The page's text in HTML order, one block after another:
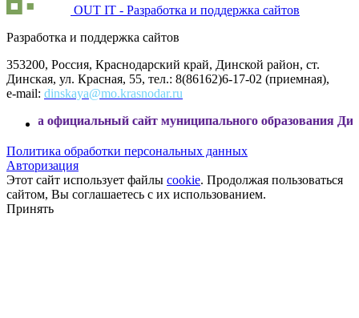
OUT IT - Разработка и поддержка сайтов
Разработка и поддержка сайтов
353200, Россия, Краснодарский край, Динской район, ст.
Динская, ул. Красная, 55, тел.: 8(86162)6-17-02 (приемная),
e-mail: dinskaya@mo.krasnodar.ru
сайт муниципального образования Динской
Политика обработки персональных данных
Авторизация
Этот сайт использует файлы cookie. Продолжая пользоваться
сайтом, Вы соглашаетесь с их использованием.
Принять